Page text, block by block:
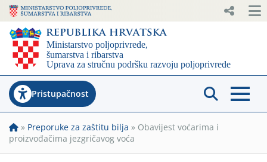
Pristupačnost
» Preporuke za zaštitu bilja » Obavijest voćarima i
proizvođačima jezgričavog voća